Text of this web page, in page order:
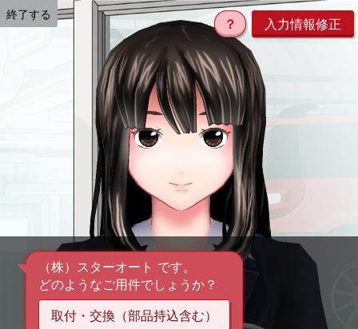
入力情報修正
？
終了する
（株）スターオート です。
どのようなご用件でしょうか？
取付・交換（部品持込含む）